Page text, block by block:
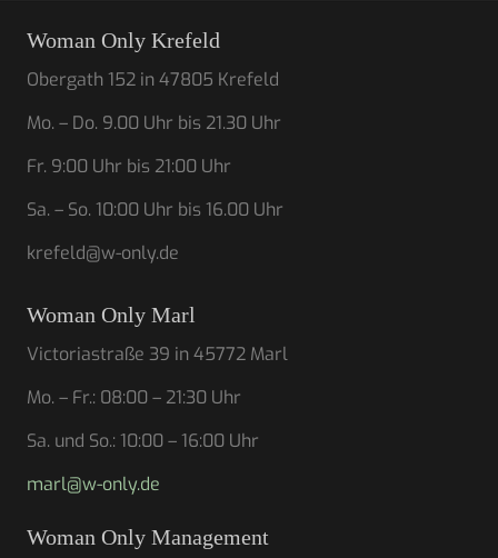
Woman Only Krefeld
Obergath 152 in 47805 Krefeld
Mo. – Do. 9.00 Uhr bis 21.30 Uhr
Fr. 9:00 Uhr bis 21:00 Uhr
Sa. – So. 10:00 Uhr bis 16.00 Uhr
krefeld@w-only.de
Woman Only Marl
Victoriastraße 39 in 45772 Marl
Mo. – Fr.: 08:00 – 21:30 Uhr
Sa. und So.: 10:00 – 16:00 Uhr
marl@w-only.de
Woman Only Management